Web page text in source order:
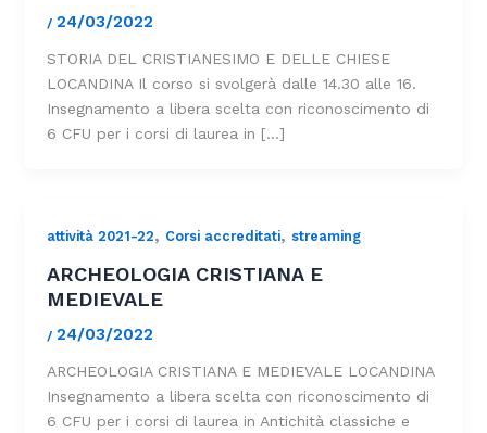
/ 24/03/2022
STORIA DEL CRISTIANESIMO E DELLE CHIESE
LOCANDINA Il corso si svolgerà dalle 14.30 alle 16.
Insegnamento a libera scelta con riconoscimento di
6 CFU per i corsi di laurea in […]
attività 2021-22, Corsi accreditati, streaming
ARCHEOLOGIA CRISTIANA E
MEDIEVALE
/ 24/03/2022
ARCHEOLOGIA CRISTIANA E MEDIEVALE LOCANDINA
Insegnamento a libera scelta con riconoscimento di
6 CFU per i corsi di laurea in Antichità classiche e